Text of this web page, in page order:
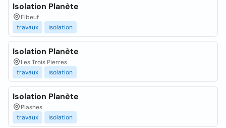
Isolation Planète
Elbeuf
travaux
isolation
Isolation Planète
Les Trois Pierres
travaux
isolation
Isolation Planète
Plasnes
travaux
isolation